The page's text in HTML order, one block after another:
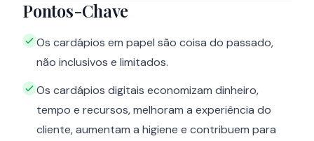
Pontos-Chave
Os cardápios em papel são coisa do passado,
não inclusivos e limitados.
Os cardápios digitais economizam dinheiro,
tempo e recursos, melhoram a experiência do
cliente, aumentam a higiene e contribuem para